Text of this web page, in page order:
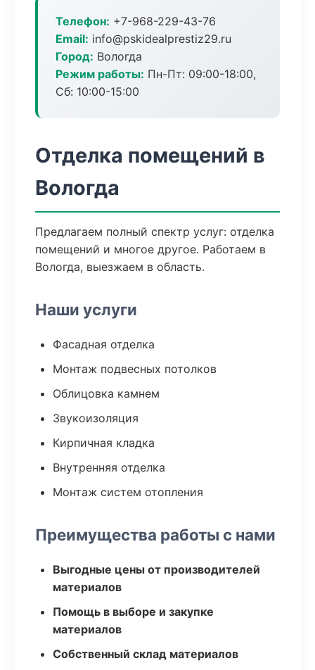
Телефон: +7-968-229-43-76
Email: info@pskidealprestiz29.ru
Город: Вологда
Режим работы: Пн-Пт: 09:00-18:00,
Сб: 10:00-15:00
Отделка помещений в
Вологда
Предлагаем полный спектр услуг: отделка
помещений и многое другое. Работаем в
Вологда, выезжаем в область.
Наши услуги
Фасадная отделка
Монтаж подвесных потолков
Облицовка камнем
Звукоизоляция
Кирпичная кладка
Внутренняя отделка
Монтаж систем отопления
Преимущества работы с нами
Выгодные цены от производителей
материалов
Помощь в выборе и закупке
материалов
Собственный склад материалов